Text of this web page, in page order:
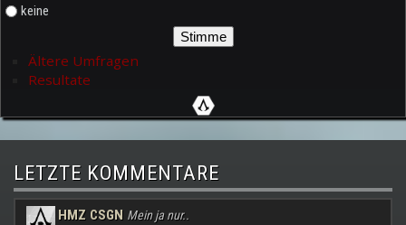
keine
Ältere Umfragen
Resultate
LETZTE KOMMENTARE
HMZ CSGN Mein ja nur..